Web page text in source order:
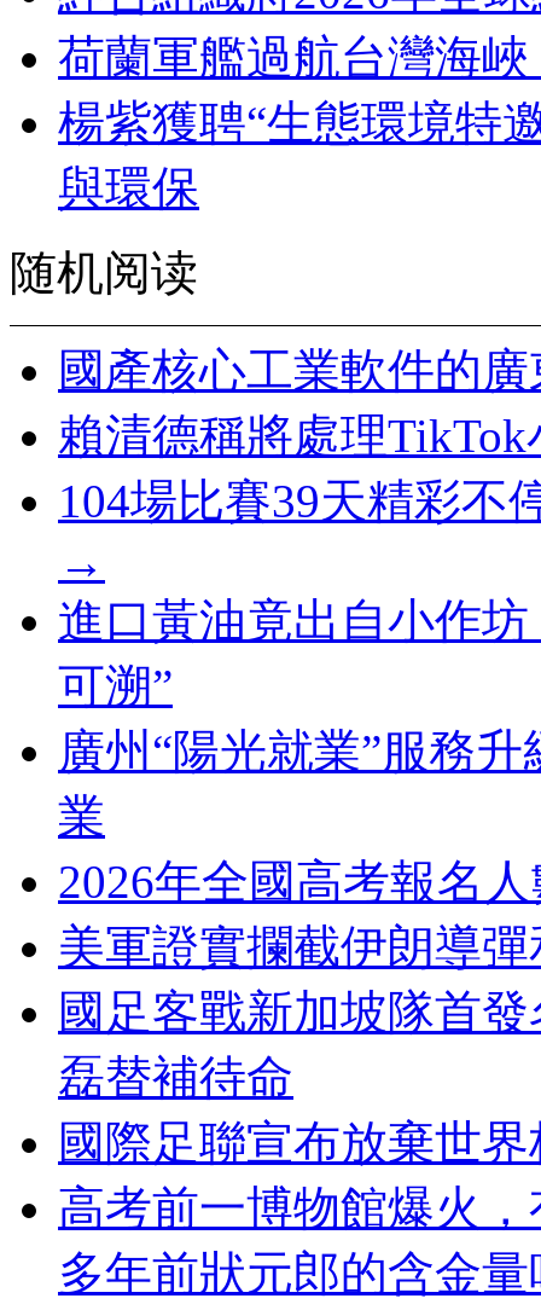
荷蘭軍艦過航台灣海
楊紫獲聘“生態環境特
與環保
随机阅读
國產核心工業軟件的
賴清德稱將處理
104場比賽39天精彩不
→
進口黃油竟出自小作
可溯”
廣州“陽光就業”服務
業
2026年全國高考報名
美軍證實攔截伊朗導
國足客戰新加坡隊首
磊替補待命
國際足聯宣布放棄世
高考前一博物館爆火
多年前狀元郎的含金量